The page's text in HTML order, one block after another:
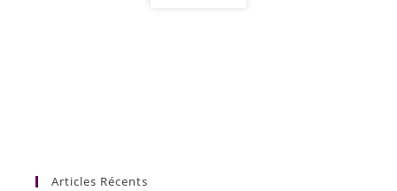
Articles Récents